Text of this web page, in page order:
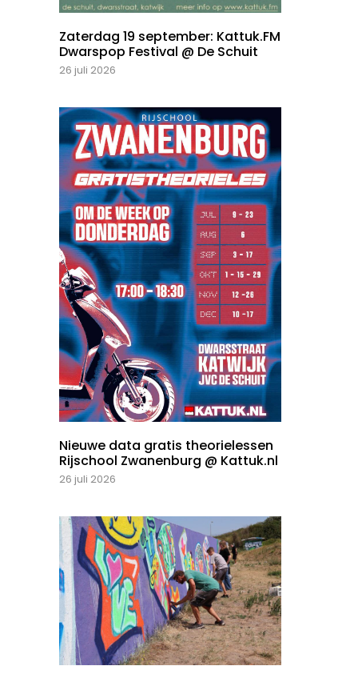
Zaterdag 19 september: Kattuk.FM
Dwarspop Festival @ De Schuit
26 juli 2026
Nieuwe data gratis theorielessen
Rijschool Zwanenburg @ Kattuk.nl
26 juli 2026